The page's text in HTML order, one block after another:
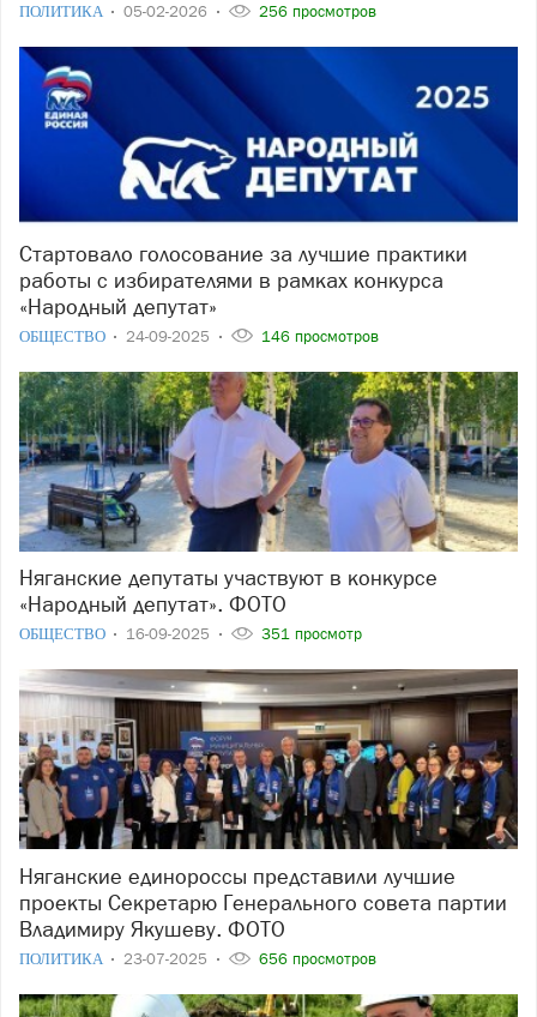
ПОЛИТИКА 05-02-2026 256 просмотров
Стартовало голосование за лучшие практики
работы с избирателями в рамках конкурса
«Народный депутат»
ОБЩЕСТВО 24-09-2025 146 просмотров
Няганские депутаты участвуют в конкурсе
«Народный депутат». ФОТО
ОБЩЕСТВО 16-09-2025 351 просмотр
Няганские единороссы представили лучшие
проекты Секретарю Генерального совета партии
Владимиру Якушеву. ФОТО
ПОЛИТИКА 23-07-2025 656 просмотров